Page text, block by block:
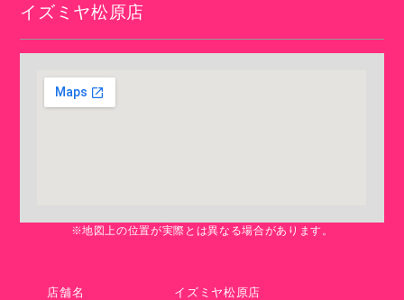
イズミヤ松原店
※地図上の位置が実際とは異なる場合があります。
店舗名 イズミヤ松原店